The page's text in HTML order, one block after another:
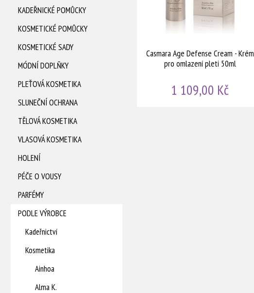
KADEŘNICKÉ POMŮCKY
KOSMETICKÉ POMŮCKY
KOSMETICKÉ SADY
MÓDNÍ DOPLŇKY
PLEŤOVÁ KOSMETIKA
SLUNEČNÍ OCHRANA
TĚLOVÁ KOSMETIKA
VLASOVÁ KOSMETIKA
HOLENÍ
PÉČE O VOUSY
PARFÉMY
PODLE VÝROBCE
Kadeřnictví
Kosmetika
Ainhoa
Alma K.
Casmara Age Defense Cream - Krém
pro omlazení pleti 50ml
1 109,00 Kč